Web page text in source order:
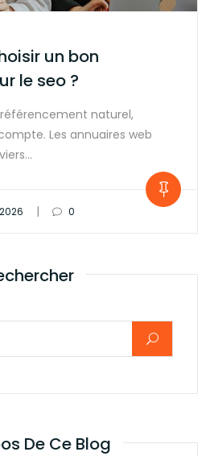
un bon
le seo ?
référencement naturel,
Les annuaires web
| 0
De Ce Blog